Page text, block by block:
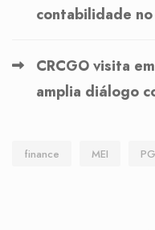
contabilidade
CRCGO visita
amplia diálogo
finance MEI